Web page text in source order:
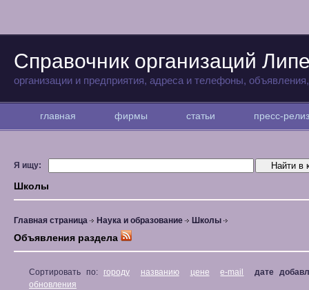
Справочник организаций
организации и предприятия, адреса и телефоны,
главная фирмы статьи пресс-
Я ищу:
Школы
Главная страница Наука и образование Школы
Объявления раздела
Сортировать по: городу названию цене e-mail
дате
обновления